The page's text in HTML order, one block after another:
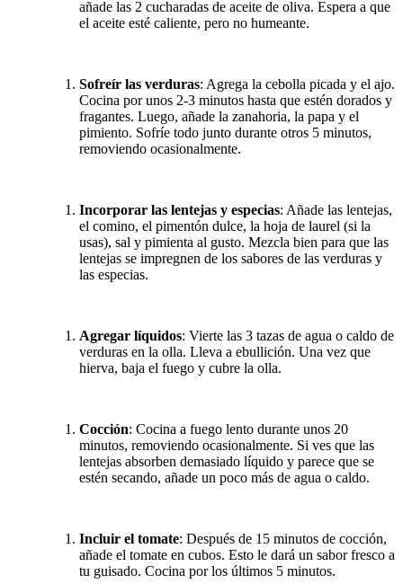
añade las 2 cucharadas de aceite de oliva. Espera a que
el aceite esté caliente, pero no humeante.
Sofreír las verduras: Agrega la cebolla picada y el ajo.
Cocina por unos 2-3 minutos hasta que estén dorados y
fragantes. Luego, añade la zanahoria, la papa y el
pimiento. Sofríe todo junto durante otros 5 minutos,
removiendo ocasionalmente.
Incorporar las lentejas y especias: Añade las lentejas,
el comino, el pimentón dulce, la hoja de laurel (si la
usas), sal y pimienta al gusto. Mezcla bien para que las
lentejas se impregnen de los sabores de las verduras y
las especias.
Agregar líquidos: Vierte las 3 tazas de agua o caldo de
verduras en la olla. Lleva a ebullición. Una vez que
hierva, baja el fuego y cubre la olla.
Cocción: Cocina a fuego lento durante unos 20
minutos, removiendo ocasionalmente. Si ves que las
lentejas absorben demasiado líquido y parece que se
estén secando, añade un poco más de agua o caldo.
Incluir el tomate: Después de 15 minutos de cocción,
añade el tomate en cubos. Esto le dará un sabor fresco a
tu guisado. Cocina por los últimos 5 minutos.